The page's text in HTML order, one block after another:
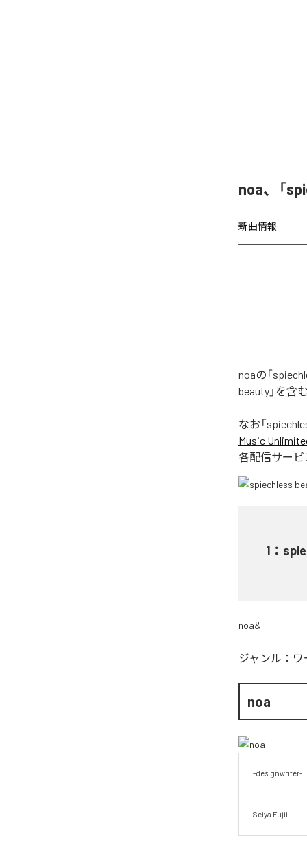
noa、「
新曲情報
noaの「
beauty」を含
なお「
Music
各配信サービ
1 ：
noa&
ジャンル： ワ
noa
-designwriter-
Seiya Fujii